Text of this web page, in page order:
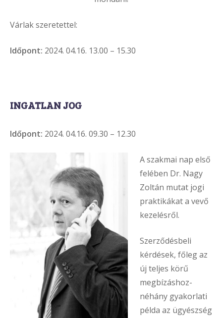
Várlak szeretettel:
Időpont: 2024. 04.16. 13.00 – 15.30
INGATLAN JOG
Időpont: 2024. 04.16. 09.30 – 12.30
A szakmai nap első
felében Dr. Nagy
Zoltán mutat jogi
praktikákat a vevő
kezelésről.
Szerződésbeli
kérdések, főleg az
új teljes körű
megbízáshoz-
néhány gyakorlati
példa az ügyészség